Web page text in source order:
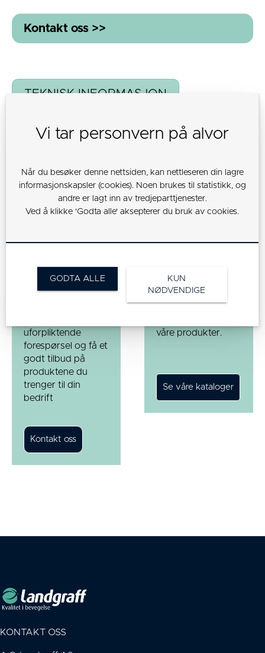
Kontakt oss >>
TEKNISK INFORMASJON
Ta kontakt
med oss
uforpliktende
forespørsel og få et
godt tilbud på
produktene du
trenger til din
bedrift
Se våre
kataloger
våre produkter.
KONTAKT OSS
Vi tar personvern på alvor
Når du besøker denne nettsiden, kan nettleseren din lagre
informasjonskapsler (cookies). Noen brukes til statistikk, og
andre er lagt inn av tredjeparttjenester.
Ved å klikke 'Godta alle' aksepterer du bruk av cookies.
GODTA ALLE
KUN
NØDVENDIGE